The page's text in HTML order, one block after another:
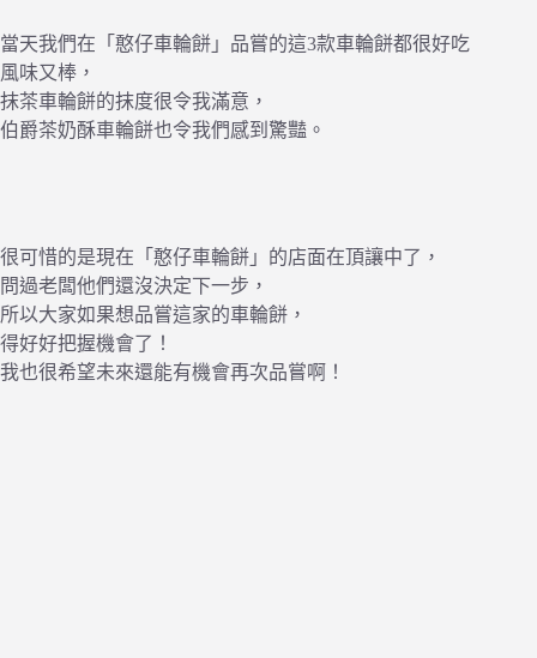
當天我們在「憨仔車輪餅」品嘗的這3款車輪餅都很好吃
風味又棒，
抹茶車輪餅的抹度很令我滿意，
伯爵茶奶酥車輪餅也令我們感到驚豔。
很可惜的是現在「憨仔車輪餅」的店面在頂讓中了，
問過老闆他們還沒決定下一步，
所以大家如果想品嘗這家的車輪餅，
得好好把握機會了！
我也很希望未來還能有機會再次品嘗啊！